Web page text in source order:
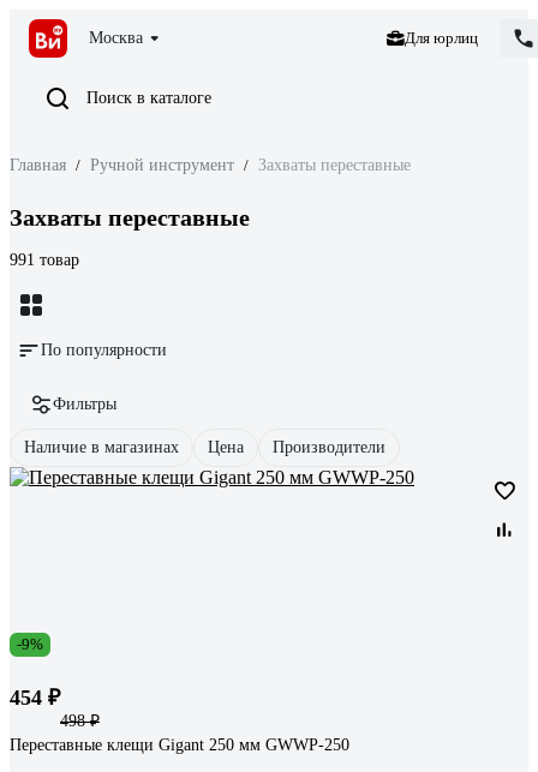
Москва Для юрлиц
Поиск в каталоге
Главная / Ручной инструмент / Захваты переставные
Захваты переставные
991 товар
По популярности
Фильтры
Наличие в магазинах Цена Производители
-9%
454 ₽
498 ₽
Переставные клещи Gigant 250 мм GWWP-250